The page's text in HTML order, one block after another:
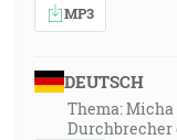
MP3
DEUTSCH
Thema: Micha
Durchbrecher